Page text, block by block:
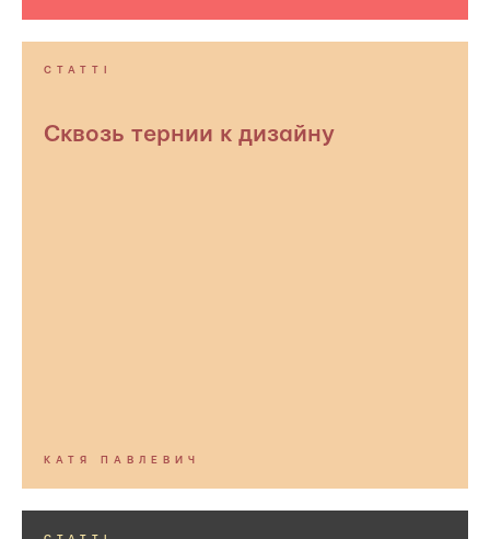
СТАТТІ
Сквозь тернии к дизайну
КАТЯ ПАВЛЕВИЧ